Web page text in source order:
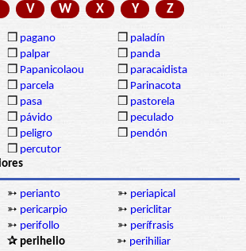
V W X Y Z
❒ pagano ❒ paladín
❒ palpar ❒ panda
❒ Papanicolaou ❒ paracaidista
❒ parcela ❒ Parinacota
❒ pasa ❒ pastorela
❒ pávido ❒ peculado
❒ peligro ❒ pendón
❒ percutor
➳ perianto ➳ periapical
➳ pericarpio ➳ periclitar
➳ perifollo ➳ perífrasis
✰ perihelio ➳ perihiliar